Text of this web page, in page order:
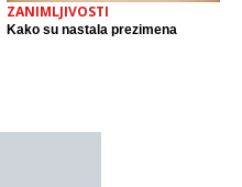
ZANIMLJIVOSTI
Kako su nastala prezimena